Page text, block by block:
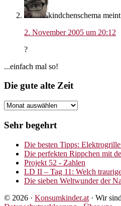
kindchenschema meint
2. November 2005 um 20:12
?
Seitenspalte
...einfach mal so!
Footer
Die gute alte Zeit
Die
alte
Sehr begehrt
Die besten Tipps:
Die perfekten Rippchen mit
Projekt 52 - Zahlen
LD II – Tag 11: Welch
Die sieben Weltwunder der
© 2026 · Konsumkinder.at · Wir